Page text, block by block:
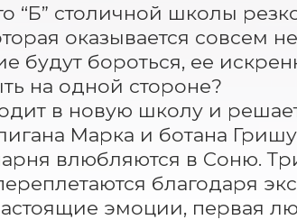
“Б” столичной школы
оказывается совсем не
будут бороться, ее
на одной стороне?
в новую школу и
Марка и ботана
влюбляются в Соню.
благодаря
эмоции, первая